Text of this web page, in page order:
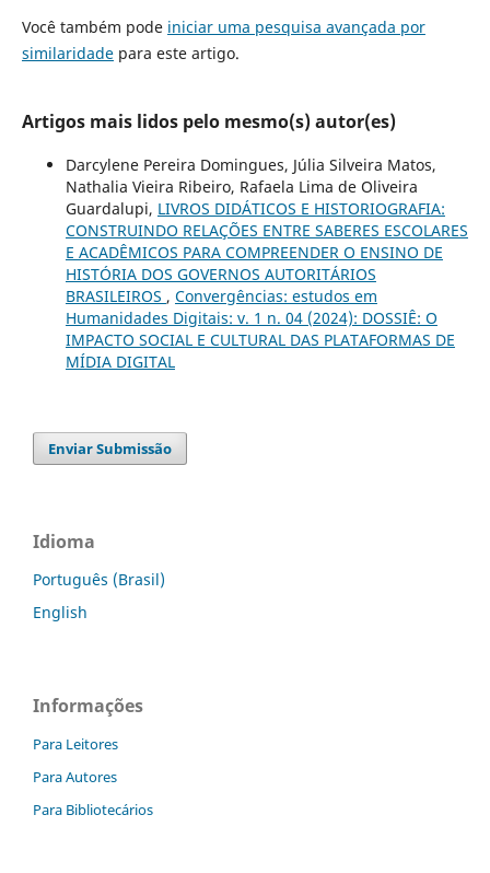
Você também pode iniciar uma pesquisa avançada por
similaridadepara este artigo.
Artigos mais lidos pelo mesmo(s) autor(es)
Darcylene Pereira Domingues, Júlia Silveira Matos,
Nathalia Vieira Ribeiro, Rafaela Lima de Oliveira
Guardalupi, LIVROS DIDÁTICOS E HISTORIOGRAFIA:
CONSTRUINDO RELAÇÕES ENTRE SABERES ESCOLARES
E ACADÊMICOS PARA COMPREENDER O ENSINO DE
HISTÓRIA DOS GOVERNOS AUTORITÁRIOS
BRASILEIROS , Convergências: estudos em
Humanidades Digitais: v. 1 n. 04 (2024): DOSSIÊ: O
IMPACTO SOCIAL E CULTURAL DAS PLATAFORMAS DE
MÍDIA DIGITAL
Enviar Submissão
Idioma
Português (Brasil)
English
Informações
Para Leitores
Para Autores
Para Bibliotecários